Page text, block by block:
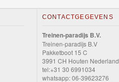
CONTACTGEGEVENS
Treinen-paradijs B.V.
Treinen-paradijs B.V
Pakketboot 15 C
3991 CH Houten Nederland
tel:+31 30 6991034
whatsapp: 06-39623276